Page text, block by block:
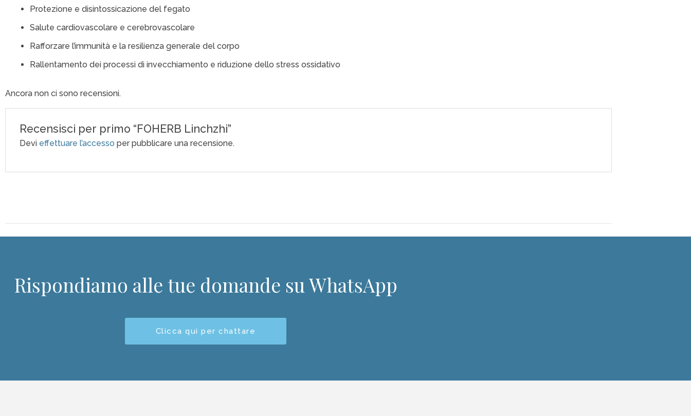
Protezione e disintossicazione del fegato
Salute cardiovascolare e cerebrovascolare
Rafforzare l’immunità e la resilienza generale del corpo
Rallentamento dei processi di invecchiamento e riduzione dello stress ossidativo
Ancora non ci sono recensioni.
Recensisci per primo “FOHERB Linchzhi”
Devi effettuare l’accesso per pubblicare una recensione.
Rispondiamo alle tue domande su WhatsApp
Clicca qui per chattare